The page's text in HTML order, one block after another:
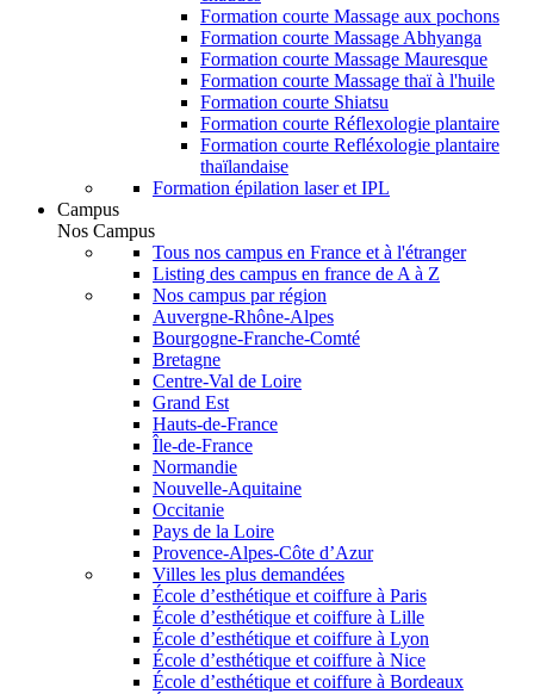
Formation courte Massage aux pochons
Formation courte Massage Abhyanga
Formation courte Massage Mauresque
Formation courte Massage thaï à l'huile
Formation courte Shiatsu
Formation courte Réflexologie plantaire
Formation courte Refléxologie plantaire
thaïlandaise
Formation épilation laser et IPL
Campus
Nos Campus
Tous nos campus en France et à l'étranger
Listing des campus en france de A à Z
Nos campus par région
Auvergne-Rhône-Alpes
Bourgogne-Franche-Comté
Bretagne
Centre-Val de Loire
Grand Est
Hauts-de-France
Île-de-France
Normandie
Nouvelle-Aquitaine
Occitanie
Pays de la Loire
Provence-Alpes-Côte d’Azur
Villes les plus demandées
École d’esthétique et coiffure à Paris
École d’esthétique et coiffure à Lille
École d’esthétique et coiffure à Lyon
École d’esthétique et coiffure à Nice
École d’esthétique et coiffure à Bordeaux